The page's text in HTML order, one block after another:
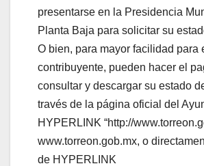
presentarse en la Presidencia
Planta Baja para solicitar su
O bien, para mayor facilidad para
contribuyente, pueden hacer el
consultar y descargar su estado
través de la página oficial del
HYPERLINK “http://
www.torreon.gob.mx, o
de HYPERLINK